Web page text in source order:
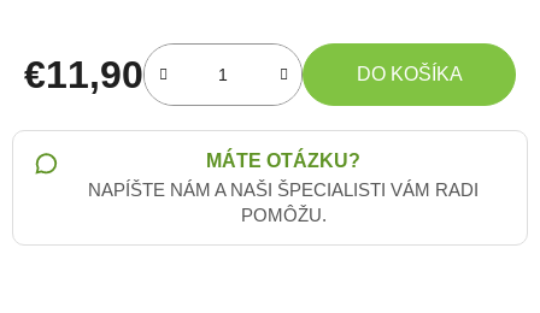
€11,90
Jednotková cena:
DO KOŠÍKA
MÁTE OTÁZKU?
NAPÍŠTE NÁM A NAŠI ŠPECIALISTI VÁM RADI
POMÔŽU.